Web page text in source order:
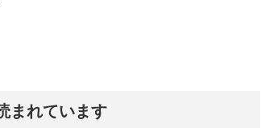
まれています